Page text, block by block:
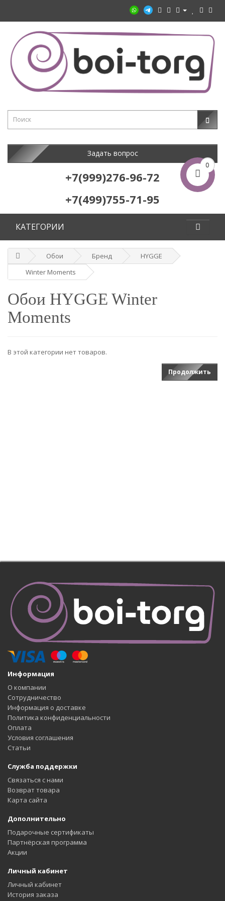
0
Задать вопрос
+7(999)276-96-72
+7(499)755-71-95
КАТЕГОРИИ
Обои Бренд
HYGGE
Winter Moments
Обои HYGGE Winter
Moments
В этой категории нет товаров.
Продолжить
Информация
О компании
Сотрудничество
Информация о доставке
Политика конфиденциальности
Оплата
Условия соглашения
Статьи
Служба поддержки
Связаться с нами
Возврат товара
Карта сайта
Дополнительно
Подарочные сертификаты
Партнёрская программа
Акции
Личный кабинет
Личный кабинет
История заказа